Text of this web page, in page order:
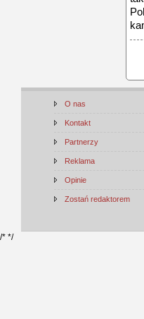
O nas
Kontakt
Partnerzy
Reklama
Opinie
Zostań redaktorem
/* */